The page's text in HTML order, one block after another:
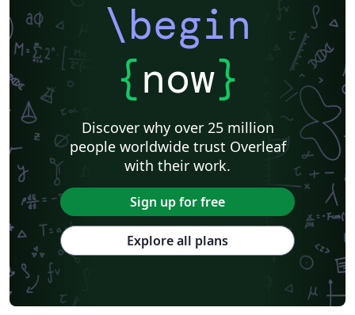
\begin
{now}
Discover why over 25 million
people worldwide trust Overleaf
with their work.
Sign up for free
Explore all plans